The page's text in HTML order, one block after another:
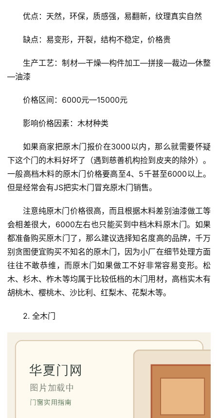
优点：天然，环保，质感强，易翻新，纹理真实自然
缺点：易变形，开裂，结构不稳定，价格贵
生产工艺：制材—干燥—构件加工—拼接—裁边—休整
—油漆
价格区间：6000元—15000元
影响价格因素：木材种类
如果商家把原木门报价在3000以内，那么就需要怀疑
下这个门的木料好坏了（遇到慈善机构捡到皮夹的除外）。
一般高档木料的原木门价格要高至4、5千甚至6000以上。
但是经常会有JS把实木门冒充原木门销售。
注意纯原木门价格很高，而且根据木料差别油漆做工等
会相差很大，6000左右也只能买到中档木料原木门。如果
都准备购买原木门了，那么建议选择知名度高的品牌，千万
别贪图便宜购买不知名的原木门，因为小厂在细节处理方面
往往不敢恭维，而原木门如果做工不好非常容易变形。松
木、杉木、柞木等均属于比较低档的木门用材，高档实木有
胡桃木、樱桃木、沙比利、红梨木、花梨木等。
2. 全木门